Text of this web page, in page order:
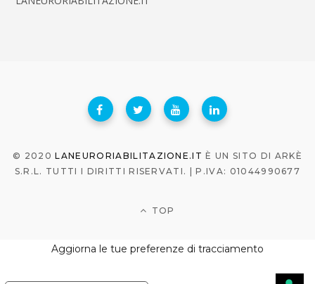
© 2020LANEURORIABILITAZIONE.IT È UN SITO DI ARKÈ
S.R.L. TUTTI I DIRITTI RISERVATI. | P.IVA: 01044990677
TOP
Aggiorna le tue preferenze di tracciamento